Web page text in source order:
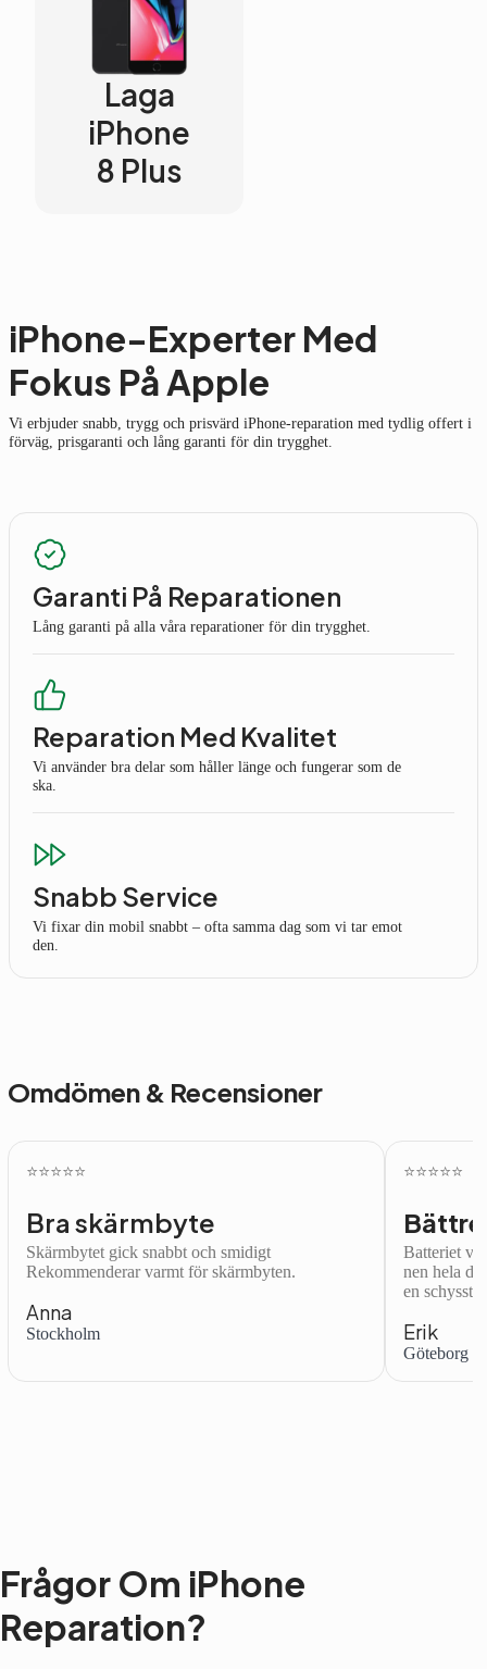
Laga
iPhone
8 Plus
iPhone-Experter Med
Fokus På Apple
Vi erbjuder snabb, trygg och prisvärd iPhone-reparation med tydlig offert i
förväg, prisgaranti och lång garanti för din trygghet.
Garanti På Reparationen
Lång garanti på alla våra reparationer för din trygghet.
Reparation Med Kvalitet
Vi använder bra delar som håller länge och fungerar som de
ska.
Snabb Service
Vi fixar din mobil snabbt – ofta samma dag som vi tar emot
den.
Omdömen & Recensioner
⭐️⭐️⭐️⭐️⭐️
Bra skärmbyte
Skärmbytet gick snabbt och smidigt
Rekommenderar varmt för skärmbyten.
Anna
Stockholm
⭐️⭐️⭐️⭐️⭐️
Batteriet
nen hela
en schysst.
Erik
Göteborg
Frågor Om iPhone
Reparation?